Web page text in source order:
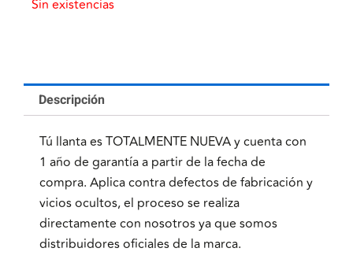
Sin existencias
Descripción
Tú llanta es TOTALMENTE NUEVA y cuenta con
1 año de garantía a partir de la fecha de
compra. Aplica contra defectos de fabricación y
vicios ocultos, el proceso se realiza
directamente con nosotros ya que somos
distribuidores oficiales de la marca.